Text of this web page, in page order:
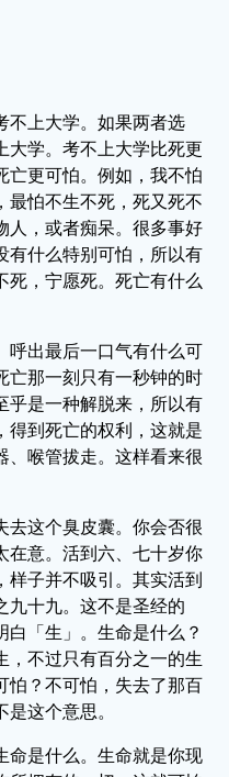
不上大学。如果两者选
大学。考不上大学比死更
亡更可怕。例如，我不怕
最怕不生不死，死又死不
人，或者痴呆。很多事好
有什么特别可怕，所以有
死，宁愿死。死亡有什么
呼出最后一口气有什么可
亡那一刻只有一秒钟的时
乎是一种解脱来，所以有
得到死亡的权利，这就是
、喉管拔走。这样看来很
去这个臭皮囊。你会否很
在意。活到六、七十岁你
样子并不吸引。其实活到
九十九。这不是圣经的
白「生」。生命是什么？
，不过只有百分之一的生
怕？不可怕，失去了那百
这个意思。
命是什么。生命就是你现